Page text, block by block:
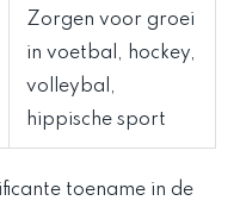
Zorgen voor groei
in voetbal, hockey,
volleybal,
hippische sport
toename in de